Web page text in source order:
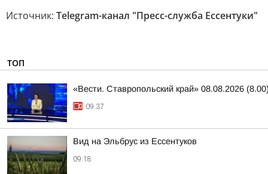
Источник: Telegram-канал "Пресс-служба Ессентуки"
ТОП
«Вести. Ставропольский край» 08.08.2026
09:37
Вид на Эльбрус из Ессентуков
09:18